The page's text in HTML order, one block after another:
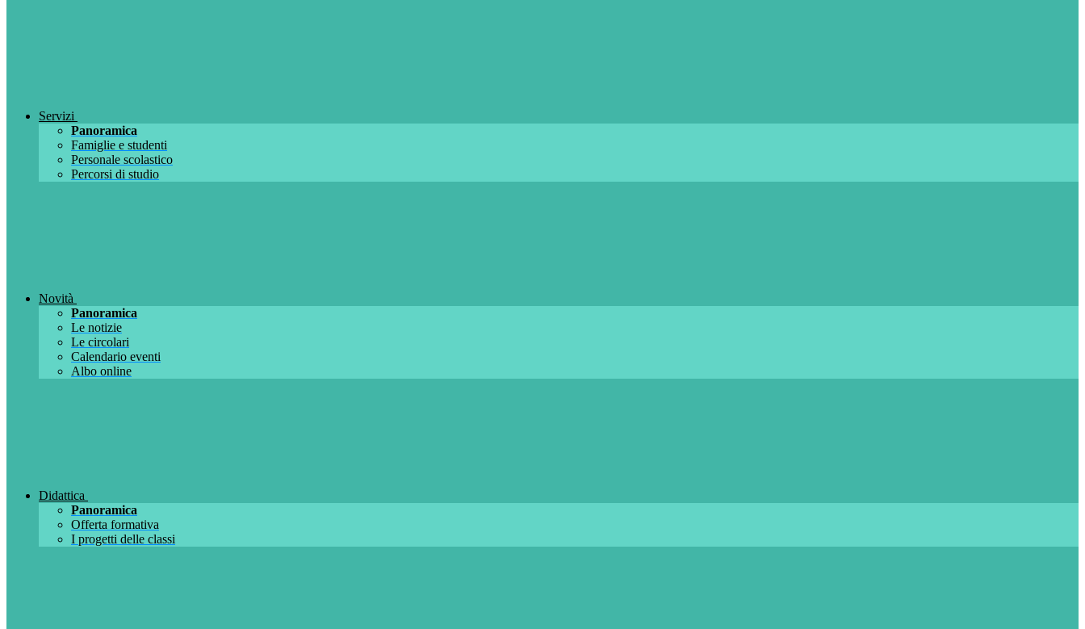
Servizi
Panoramica
Famiglie e studenti
Personale scolastico
Percorsi di studio
Novità
Panoramica
Le notizie
Le circolari
Calendario eventi
Albo online
Didattica
Panoramica
Offerta formativa
I progetti delle classi